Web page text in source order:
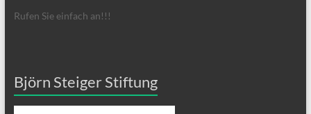
Rufen Sie einfach an!!!
Björn Steiger Stiftung